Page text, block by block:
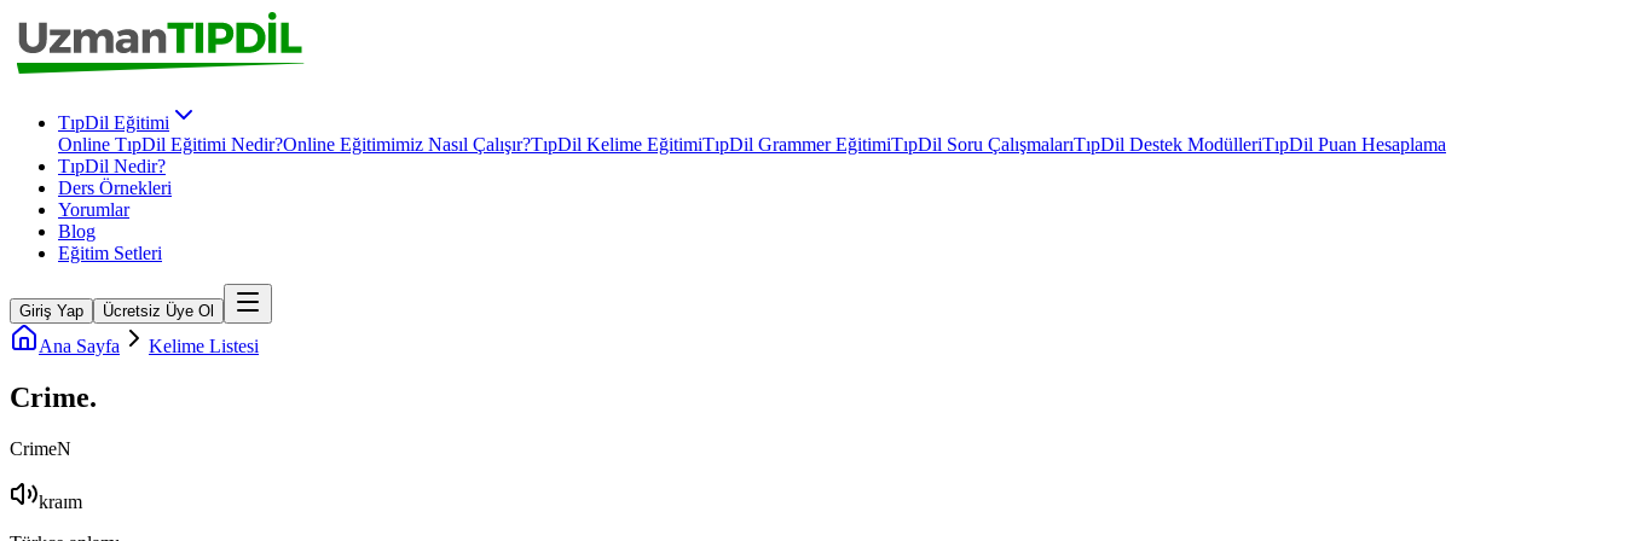
TıpDil Eğitimi
Online TıpDil Eğitimi Nedir?Online Eğitimimiz Nasıl Çalışır?TıpDil Kelime EğitimiTıpDil Grammer EğitimiTıpDil Soru ÇalışmalarıTıpDil Destek ModülleriTıpDil Puan Hesaplama
TıpDil Nedir?
Ders Örnekleri
Yorumlar
Blog
Eğitim Setleri
Giriş Yap Ücretsiz Üye Ol
Ana Sayfa Kelime Listesi
Crime.
CrimeN
kraɪm